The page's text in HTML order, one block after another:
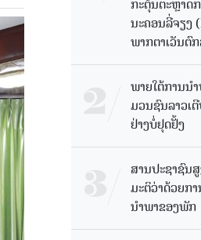
ກະຕຸ້ນຕະຫຼາດ
ນະຄອນລີ່ຈຽງ
ພາກຕາເວັນຕົ
ພາຍໃຕ້ການນໍ
ມວນຊົນລາວເ
ຢ່າງບໍ່ຢຸດຢັ້ງ
ສານປະຊາຊົນ
ມະຕິວ່າດ້ວຍກ
ນຳພາຂອງພັກ